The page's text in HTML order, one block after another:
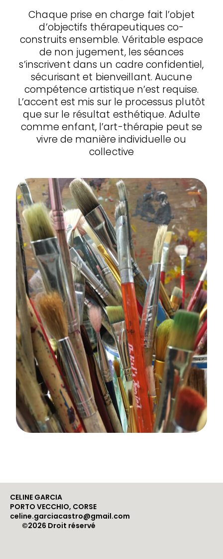
Chaque prise en charge fait l’objet
d’objectifs thérapeutiques co-
construits ensemble. Véritable espace
de non jugement, les séances
s’inscrivent dans un cadre confidentiel,
sécurisant et bienveillant. Aucune
compétence artistique n’est requise.
L’accent est mis sur le processus plutôt
que sur le résultat esthétique. Adulte
comme enfant, l’art-thérapie peut se
vivre de manière individuelle ou
collective
CELINE GARCIA
PORTO VECCHIO, CORSE
celine.garciacastro@gmail.com
©2026 Droit réservé